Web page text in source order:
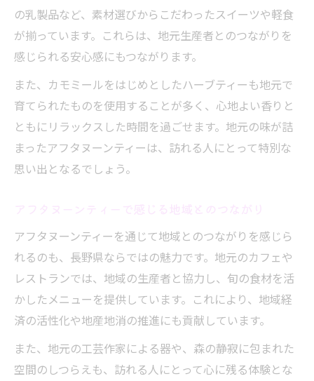
の乳製品など、素材選びからこだわったスイーツや軽食
が揃っています。これらは、地元生産者とのつながりを
感じられる安心感にもつながります。
また、カモミールをはじめとしたハーブティーも地元で
育てられたものを使用することが多く、心地よい香りと
ともにリラックスした時間を過ごせます。地元の味が詰
まったアフタヌーンティーは、訪れる人にとって特別な
思い出となるでしょう。
アフタヌーンティーを通じて地域とのつながりを感じら
れるのも、長野県ならではの魅力です。地元のカフェや
レストランでは、地域の生産者と協力し、旬の食材を活
かしたメニューを提供しています。これにより、地域経
済の活性化や地産地消の推進にも貢献しています。
また、地元の工芸作家による器や、森の静寂に包まれた
空間のしつらえも、訪れる人にとって心に残る体験とな